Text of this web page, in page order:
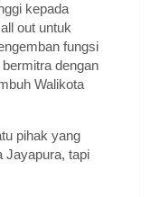
kepada
out untuk
fungsi
dengan
Walikota
pihak yang
Jayapura, tapi